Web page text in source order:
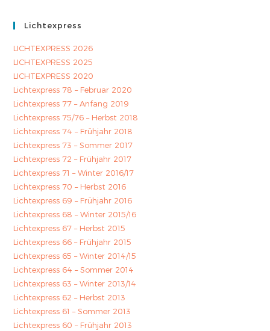
Lichtexpress
LICHTEXPRESS 2026
LICHTEXPRESS 2025
LICHTEXPRESS 2020
Lichtexpress 78 – Februar 2020
Lichtexpress 77 – Anfang 2019
Lichtexpress 75/76 – Herbst 2018
Lichtexpress 74 – Frühjahr 2018
Lichtexpress 73 – Sommer 2017
Lichtexpress 72 – Frühjahr 2017
Lichtexpress 71 – Winter 2016/17
Lichtexpress 70 – Herbst 2016
Lichtexpress 69 – Frühjahr 2016
Lichtexpress 68 – Winter 2015/16
Lichtexpress 67 – Herbst 2015
Lichtexpress 66 – Frühjahr 2015
Lichtexpress 65 – Winter 2014/15
Lichtexpress 64 – Sommer 2014
Lichtexpress 63 – Winter 2013/14
Lichtexpress 62 – Herbst 2013
Lichtexpress 61 – Sommer 2013
Lichtexpress 60 – Frühjahr 2013